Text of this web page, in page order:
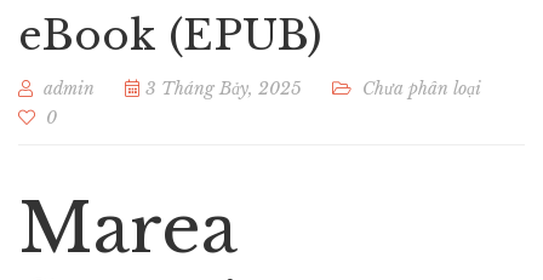
eBook (EPUB)
admin 3 Tháng Bảy, 2025
Chưa phân loại
0
Marea